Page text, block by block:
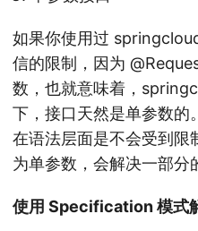
如果你使用过
信的限制，因为
数，也就意味着，
下，接口天然是单参数的
在语法层面是不会受到限
为单参数，会解决一部分
使用 Specification 模式